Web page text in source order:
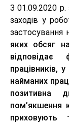
З 01.09.2020 р.
заходів у
застосування
яких обсяг
відповідає
працівників,
найманих
позитивна
пом’якшення
приховують